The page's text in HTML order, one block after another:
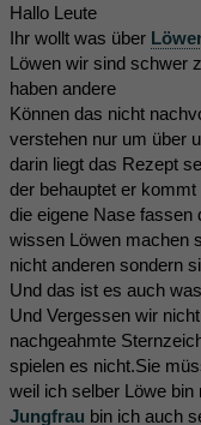
Hallo Leute
Ihr wollt was über
Löwen wir sind schwer
haben andere
Können das nicht
verstehen nur um über
darin liegt das Rezept
der behauptet er
die eigene Nase fassen
wissen Löwen machen
nicht anderen sondern
Und das ist es auch
Und Vergessen wir
nachgeahmte
spielen es nicht.Sie
weil ich selber Löwe
Jungfrau bin ich auch